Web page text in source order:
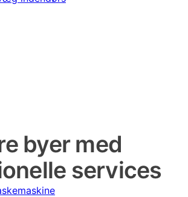
byer med
services